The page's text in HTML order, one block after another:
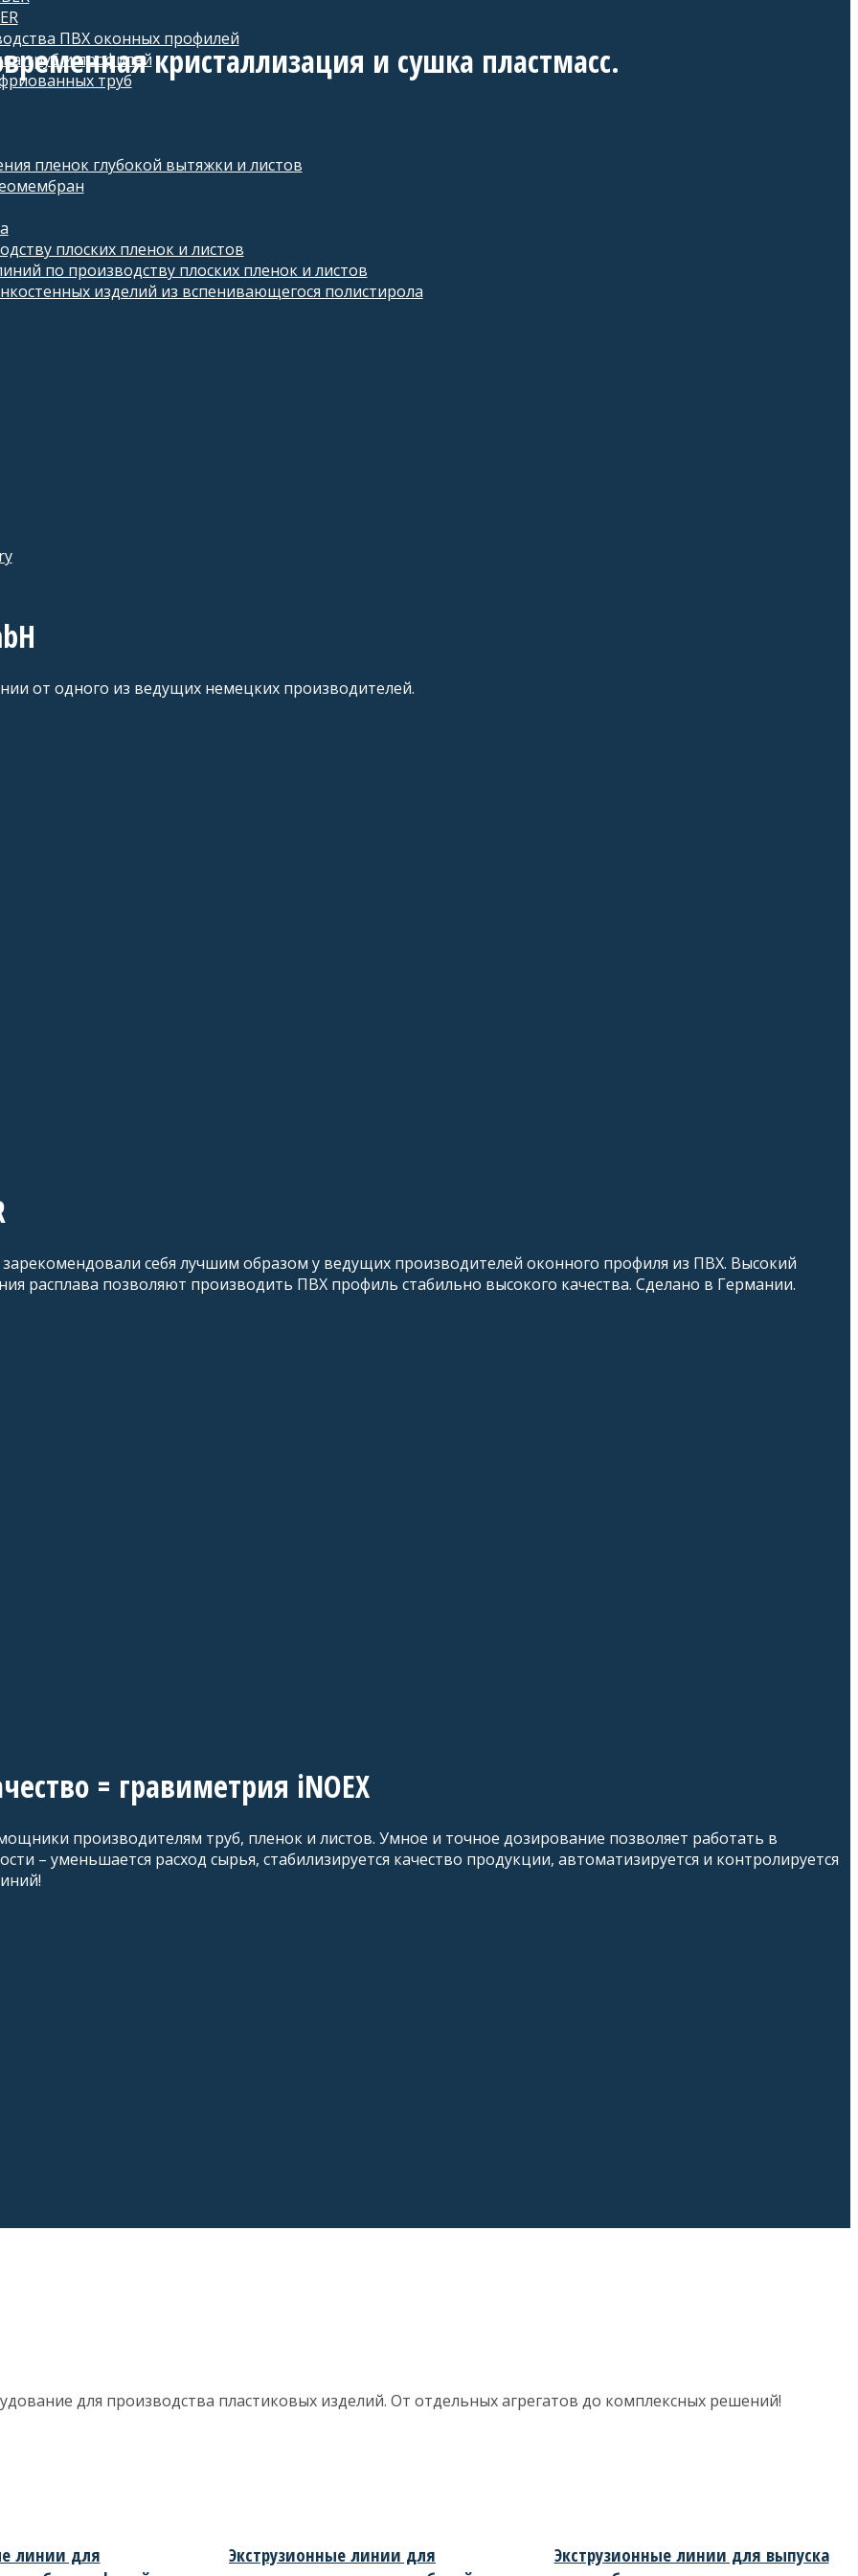
ПВХ оконных профилей
труб и профилей
труб
пленок глубокой вытяжки и листов
плоских пленок и листов
по производству плоских пленок и листов
изделий из вспенивающегося полистирола
кристаллизация и сушка пластмасс.
от одного из ведущих немецких производителей.
себя лучшим образом у ведущих производителей оконного профиля из ПВХ. Высокий
расплава позволяют производить ПВХ профиль стабильно высокого качества. Сделано в Германии.
= гравиметрия iNOEX
производителям труб, пленок и листов. Умное и точное дозирование позволяет работать в
– уменьшается расход сырья, стабилизируется качество продукции, автоматизируется и контролируется
для производства пластиковых изделий. От отдельных агрегатов до комплексных решений!
линии для
Экструзионные линии для
Экструзионные линии для выпуска